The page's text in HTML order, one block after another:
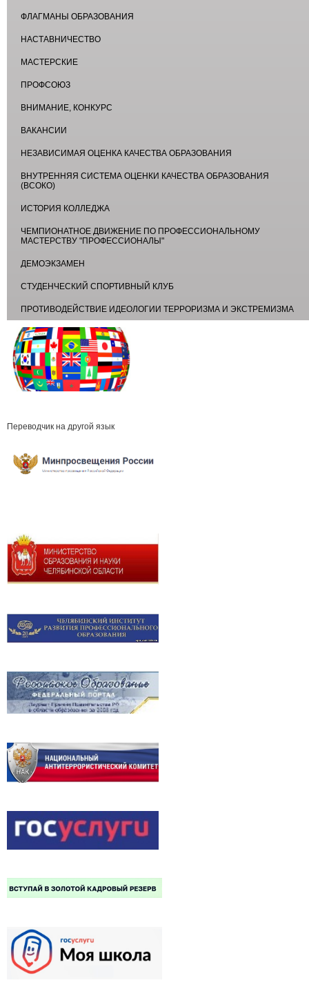
ФЛАГМАНЫ ОБРАЗОВАНИЯ
НАСТАВНИЧЕСТВО
МАСТЕРСКИЕ
ПРОФСОЮЗ
ВНИМАНИЕ, КОНКУРС
ВАКАНСИИ
НЕЗАВИСИМАЯ ОЦЕНКА КАЧЕСТВА ОБРАЗОВАНИЯ
ВНУТРЕННЯЯ СИСТЕМА ОЦЕНКИ КАЧЕСТВА ОБРАЗОВАНИЯ
(ВСОКО)
ИСТОРИЯ КОЛЛЕДЖА
ЧЕМПИОНАТНОЕ ДВИЖЕНИЕ ПО ПРОФЕССИОНАЛЬНОМУ
МАСТЕРСТВУ "ПРОФЕССИОНАЛЫ"
ДЕМОЭКЗАМЕН
СТУДЕНЧЕСКИЙ СПОРТИВНЫЙ КЛУБ
ПРОТИВОДЕЙСТВИЕ ИДЕОЛОГИИ ТЕРРОРИЗМА И ЭКСТРЕМИЗМА
Переводчик на другой язык